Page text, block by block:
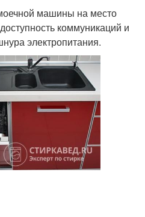
машины на место
коммуникаций и
электропитания.